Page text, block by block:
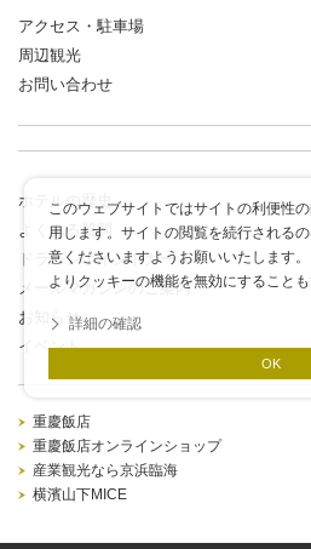
このウェブサイトではサイトの利便性
用します。サイトの閲覧を続行される
意くださいますようお願いいたします
よりクッキーの機能を無効にすることも
詳細の確認
OK
アクセス・駐車場
周辺観光
お問い合わせ
ホテルの歴史
よくある質問
ドラゴンポイントカード
メールマガジンのご案内
お知らせ
イベント
重慶飯店
重慶飯店オンラインショップ
産業観光なら京浜臨海
横濱山下MICE